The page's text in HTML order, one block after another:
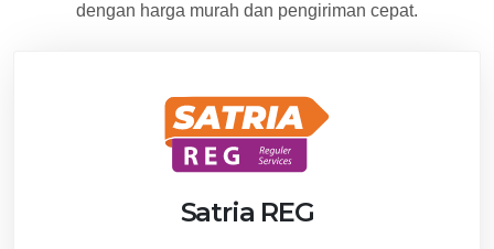
dengan harga murah dan pengiriman cepat.
Satria REG